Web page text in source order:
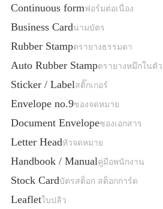
Continuous formฟอร์มต่อเนื่อง
Business Cardนามบัตร
Rubber Stampตรายางธรรมดา
Auto Rubber Stampตรายางหมึกในตัว
Sticker / Labelสติ๊กเกอร์
Envelope no.9ซองจดหมาย
Document Envelopeซองเอกสาร
Letter Headหัวจดหมาย
Handbook / Manualคู่มือพนักงาน
Stock Cardบัตรสต็อก สต็อกการ์ด
Leafletใบปลิว